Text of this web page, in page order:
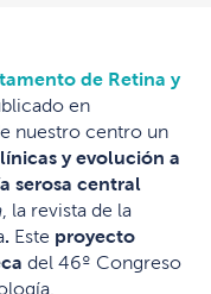
de Retina y
en
nuestro centro un
y evolución a
serosa central
, la revista de la
. Este proyecto
del 46º Congreso